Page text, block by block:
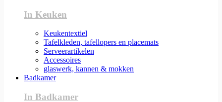
In Keuken
Keukentextiel
Tafelkleden, tafellopers en placemats
Serveerartikelen
Accessoires
glaswerk, kannen & mokken
Badkamer
In Badkamer